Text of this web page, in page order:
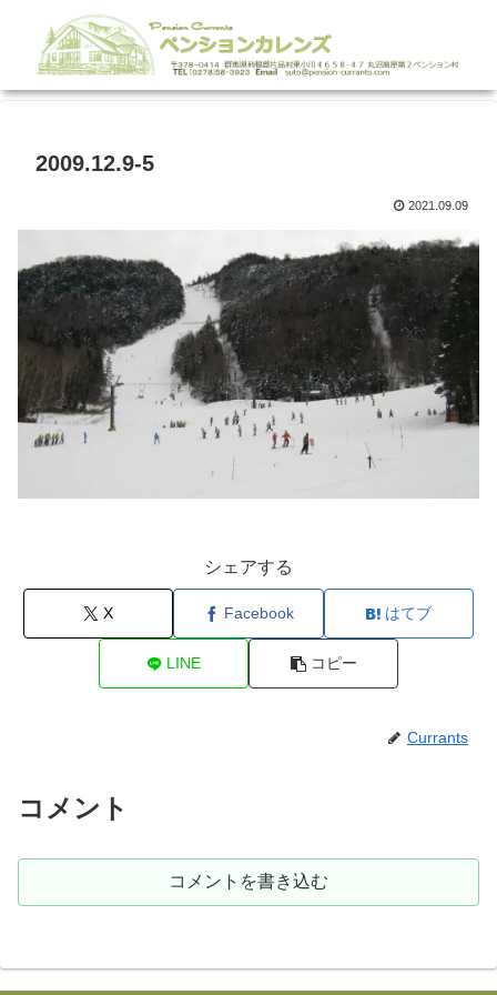
2009.12.9-5
2021.09.09
シェアする
X Facebook はてブ
LINE コピー
Currants
コメント
コメントを書き込む